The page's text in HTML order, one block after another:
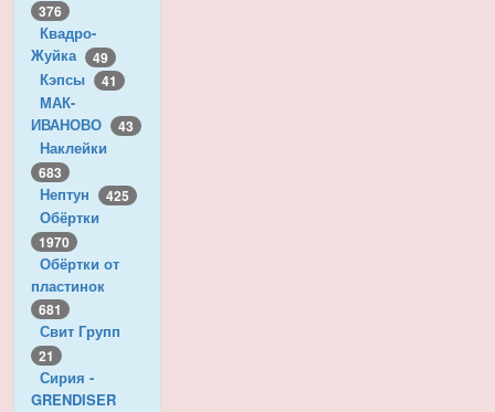
376
Квадро-
Жуйка
49
Кэпсы 41
МАК-
ИВАНОВО
43
Наклейки
683
Нептун 425
Обёртки
1970
Обёртки от
пластинок
681
Свит Групп
21
Сирия -
GRENDISER